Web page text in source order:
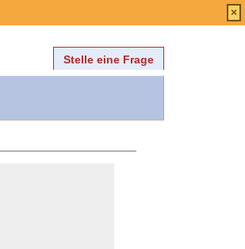
Stelle eine Frage
×